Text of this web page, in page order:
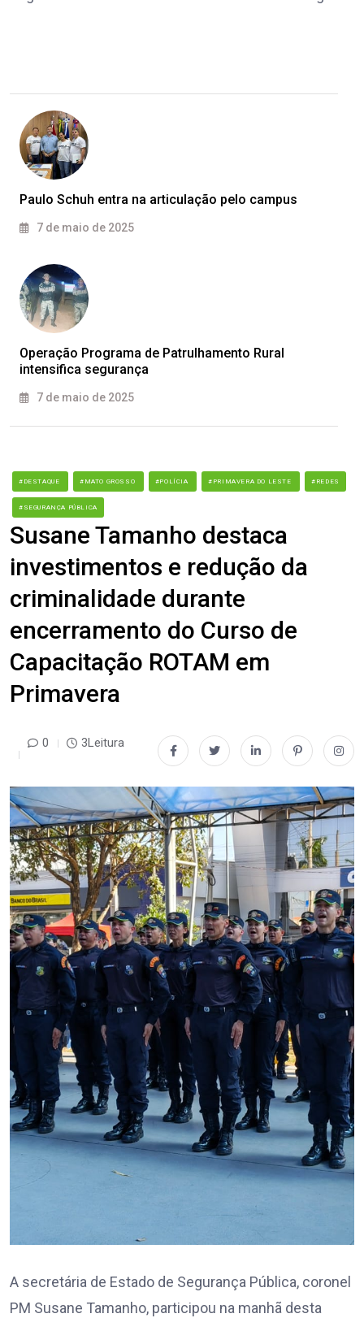
Paulo Schuh entra na articulação pelo campus
7 de maio de 2025
Operação Programa de Patrulhamento Rural
intensifica segurança
7 de maio de 2025
#DESTAQUE #MATO GROSSO #POLÍCIA #PRIMAVERA DO LESTE #REDES
#SEGURANÇA PÚBLICA
Susane Tamanho destaca
investimentos e redução da
criminalidade durante
encerramento do Curso de
Capacitação ROTAM em
Primavera
0 3Leitura
A secretária de Estado de Segurança Pública, coronel
PM Susane Tamanho, participou na manhã desta